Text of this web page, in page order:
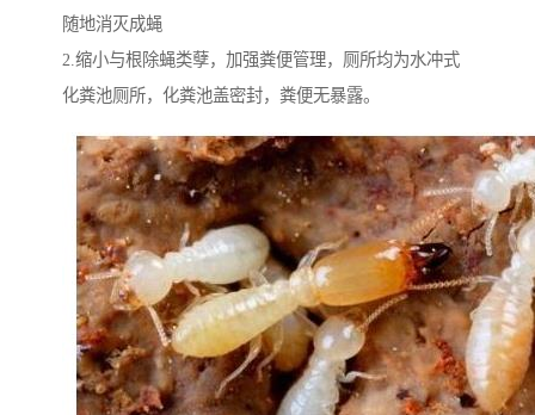
随地消灭成蝇
2.缩小与根除蝇类孽，加强粪便管理，厕所均为水冲式
化粪池厕所，化粪池盖密封，粪便无暴露。